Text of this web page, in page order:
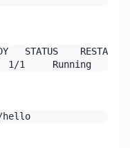
RESTARTS
1/1     Running
hello